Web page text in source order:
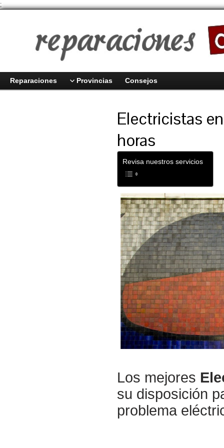
;
Reparaciones Provincias Consejos
Electricistas
horas
Revisa nuestros servicios
Los mejores
su disposición
problema